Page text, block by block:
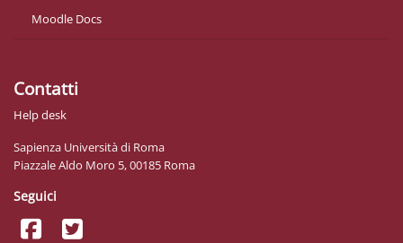
Moodle Docs
Contatti
Help desk
Sapienza Università di Roma
Piazzale Aldo Moro 5, 00185 Roma
Seguici